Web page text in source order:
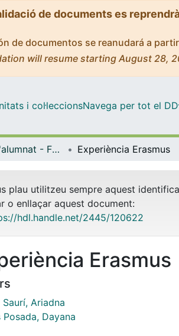
de documents es
de documentos se reanudará a
will resume starting August 28,
i col·leccionsNavega per tot el DD
Treballs de l'alumnat - Facultat d'Informació i Mitjans Audiovisuals - Grau de Comunicació Audiovisual Experiència Erasmus
plau utilitzeu sempre aquest
o enllaçar aquest document:
hdl.handle.net/2445/120622
Erasmus
Saurí, Ariadna
Posada, Dayana